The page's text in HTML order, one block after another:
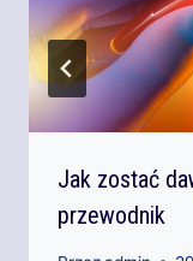
Jak zostać
przewodnik